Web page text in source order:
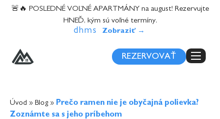
content
🚨🔥 POSLEDNÉ VOĽNÉ APARTMÁNY na august! Rezervujte
HNEĎ, kým sú voľné termíny.
d hms
REZERVOVAŤ
Úvod » Blog » Prečo ramen nie je obyčajná polievka?
Zoznámte sa s jeho príbehom